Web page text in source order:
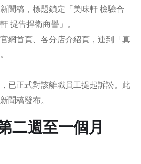
聞稿，標題鎖定「美味軒 檢驗合
提告捍衛商譽」。
網首頁、各分店介紹頁，連到「真
已正式對該離職員工提起訴訟。此
聞稿發布。
二週至一個月